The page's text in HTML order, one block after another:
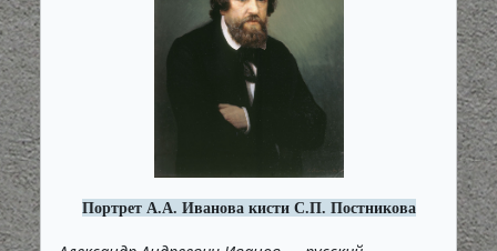
Портрет А.А. Иванова кисти С.П. Постникова